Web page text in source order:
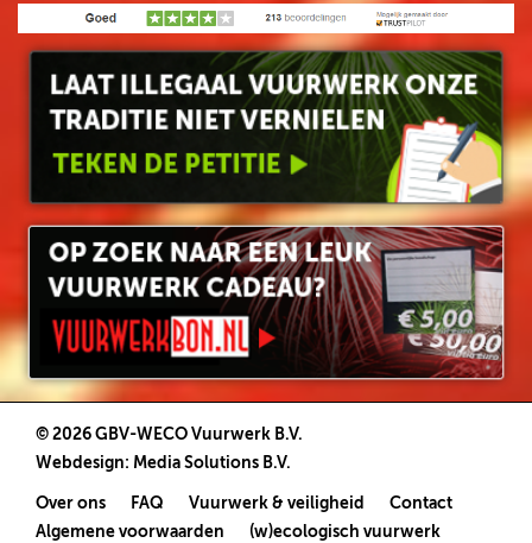
© 2026 GBV-WECO Vuurwerk B.V.
Webdesign: Media Solutions B.V.
Over ons FAQ Vuurwerk & veiligheid
Contact
Algemene voorwaarden
(w)ecologisch vuurwerk